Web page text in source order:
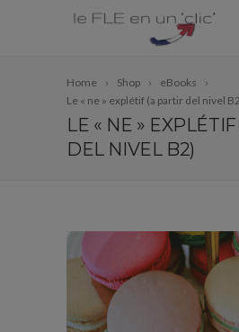
Home Shop
eBooks
Le « ne » explétif (a partir del nivel
LE « NE »
DEL NIVEL B2)